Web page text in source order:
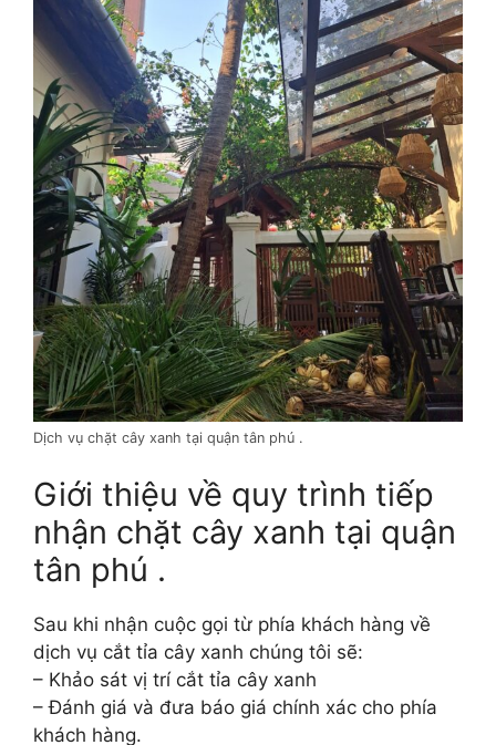
Dịch vụ chặt cây xanh tại quận tân phú .
Giới thiệu về quy trình tiếp
nhận chặt cây xanh tại quận
tân phú .
Sau khi nhận cuộc gọi từ phía khách hàng về
dịch vụ cắt tỉa cây xanh chúng tôi sẽ:
– Khảo sát vị trí cắt tỉa cây xanh
– Đánh giá và đưa báo giá chính xác cho phía
khách hàng.